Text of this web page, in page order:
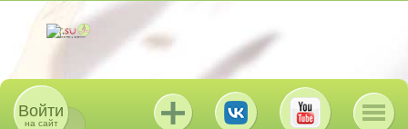
Войти
на сайт